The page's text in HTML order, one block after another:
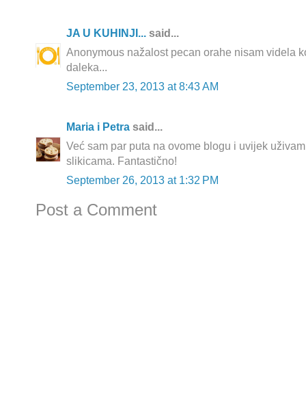
JA U KUHINJI... said...
Anonymous nažalost pecan orahe nisam videla
daleka...
September 23, 2013 at 8:43 AM
Maria i Petra said...
Već sam par puta na ovome blogu i uvijek
slikicama. Fantastično!
September 26, 2013 at 1:32 PM
Post a Comment